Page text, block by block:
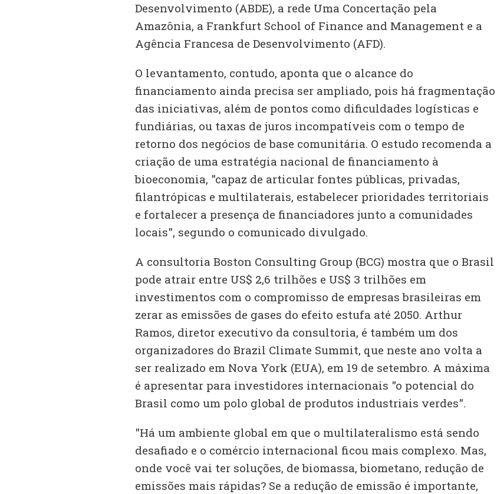
Desenvolvimento (ABDE), a rede Uma Concertação pela
Amazônia, a Frankfurt School of Finance and Management e a
Agência Francesa de Desenvolvimento (AFD).
O levantamento, contudo, aponta que o alcance do
financiamento ainda precisa ser ampliado, pois há fragmentação
das iniciativas, além de pontos como dificuldades logísticas e
fundiárias, ou taxas de juros incompatíveis com o tempo de
retorno dos negócios de base comunitária. O estudo recomenda a
criação de uma estratégia nacional de financiamento à
bioeconomia, "capaz de articular fontes públicas, privadas,
filantrópicas e multilaterais, estabelecer prioridades territoriais
e fortalecer a presença de financiadores junto a comunidades
locais", segundo o comunicado divulgado.
A consultoria Boston Consulting Group (BCG) mostra que o Brasil
pode atrair entre US$ 2,6 trilhões e US$ 3 trilhões em
investimentos com o compromisso de empresas brasileiras em
zerar as emissões de gases do efeito estufa até 2050. Arthur
Ramos, diretor executivo da consultoria, é também um dos
organizadores do Brazil Climate Summit, que neste ano volta a
ser realizado em Nova York (EUA), em 19 de setembro. A máxima
é apresentar para investidores internacionais "o potencial do
Brasil como um polo global de produtos industriais verdes".
"Há um ambiente global em que o multilateralismo está sendo
desafiado e o comércio internacional ficou mais complexo. Mas,
onde você vai ter soluções, de biomassa, biometano, redução de
emissões mais rápidas? Se a redução de emissão é importante,